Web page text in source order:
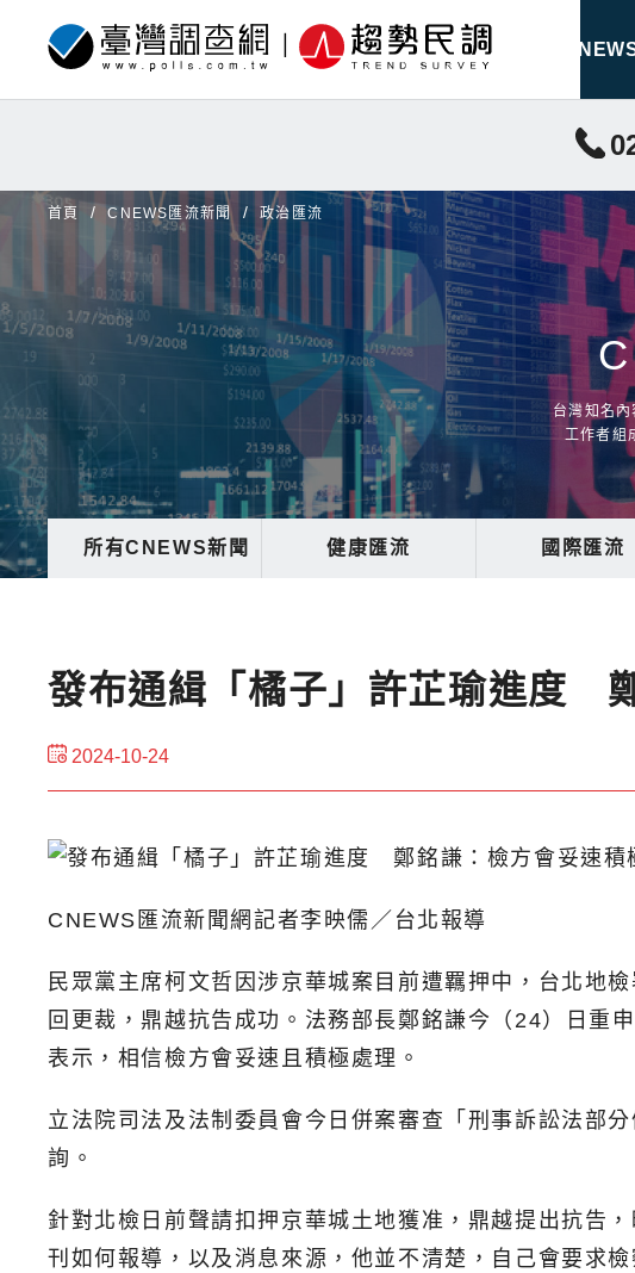
首頁 CNEWS匯流新聞 政治匯流
台灣知名
工作者組
所有CNEWS新聞 健康匯流 國際匯流
發布通緝「橘子」許芷瑜進度
2024-10-24
CNEWS匯流新聞網記者李映儒／台北報導
民眾黨主席柯文哲因涉京華城案目前遭羈押中，台北地
回更裁，鼎越抗告成功。法務部長鄭銘謙今（24）日重
表示，相信檢方會妥速且積極處理。
立法院司法及法制委員會今日併案審查「刑事訴訟法部
詢。
針對北檢日前聲請扣押京華城土地獲准，鼎越提出抗告
刊如何報導，以及消息來源，他並不清楚，自己會要求